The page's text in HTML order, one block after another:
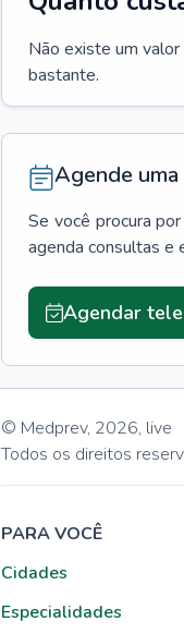
Não existe um
bastante.
Agende
Se você procura
agenda consultas e
Agendar
© Medprev, 2026, live
Todos os direitos
PARA VOCÊ
Cidades
Especialidades